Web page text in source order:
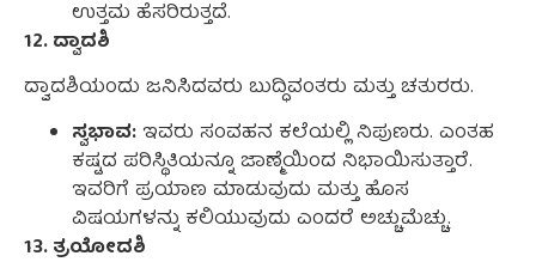
ಉತ್ತಮ ಹೆಸರಿರುತ್ತದೆ.
12. ದ್ವಾದಶಿ
ದ್ವಾದಶಿಯಂದು ಜನಿಸಿದವರು ಬುದ್ಧಿವಂತರು ಮತ್ತು ಚತುರರು.
ಸ್ವಭಾವ: ಇವರು ಸಂವಹನ ಕಲೆಯಲ್ಲಿ ನಿಪುಣರು. ಎಂತಹ
ಕಷ್ಟದ ಪರಿಸ್ಥಿತಿಯನ್ನೂ ಜಾಣ್ಮೆಯಿಂದ ನಿಭಾಯಿಸುತ್ತಾರೆ.
ಇವರಿಗೆ ಪ್ರಯಾಣ ಮಾಡುವುದು ಮತ್ತು ಹೊಸ
ವಿಷಯಗಳನ್ನು ಕಲಿಯುವುದು ಎಂದರೆ ಅಚ್ಚುಮೆಚ್ಚು.
13. ತ್ರಯೋದಶಿ